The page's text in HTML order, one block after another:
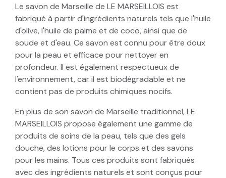
Le savon de Marseille de LE MARSEILLOIS est
fabriqué à partir d'ingrédients naturels tels que l'huile
d'olive, l'huile de palme et de coco, ainsi que de
soude et d'eau. Ce savon est connu pour être doux
pour la peau et efficace pour nettoyer en
profondeur. Il est également respectueux de
l'environnement, car il est biodégradable et ne
contient pas de produits chimiques nocifs.
En plus de son savon de Marseille traditionnel, LE
MARSEILLOIS propose également une gamme de
produits de soins de la peau, tels que des gels
douche, des lotions pour le corps et des savons
pour les mains. Tous ces produits sont fabriqués
avec des ingrédients naturels et sont conçus pour